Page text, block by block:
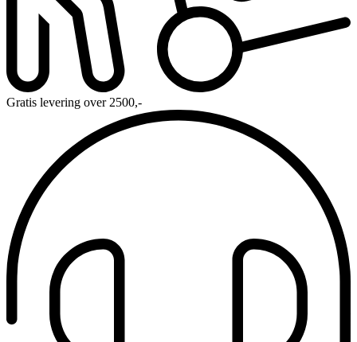
Gratis levering over 2500,-